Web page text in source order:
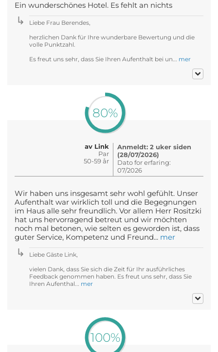
Ein wunderschönes Hotel. Es fehlt an nichts
Liebe Frau Berendes,
herzlichen Dank für Ihre wunderbare Bewertung und die
volle Punktzahl.
Es freut uns sehr, dass Sie Ihren Aufenthalt bei un... mer
80%
av Link
Par
50-59 år
Anmeldt: 2 uker siden
(28/07/2026)
Dato for erfaring:
07/2026
Wir haben uns insgesamt sehr wohl gefühlt. Unser
Aufenthalt war wirklich toll und die Begegnungen
im Haus alle sehr freundlich. Vor allem Herr Rositzki
hat uns hervorragend betreut und wir möchten
noch mal betonen, wie selten es geworden ist, dass
guter Service, Kompetenz und Freund... mer
Liebe Gäste Link,
vielen Dank, dass Sie sich die Zeit für Ihr ausführliches
Feedback genommen haben. Es freut uns sehr, dass Sie
Ihren Aufenthal... mer
100%